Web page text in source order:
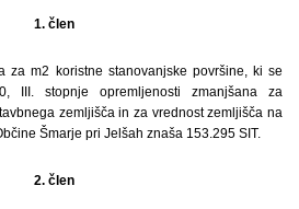
1. člen
za m2 koristne stanovanjske površine, ki se
III. stopnje opremljenosti zmanjšana za
zemljišča in za vrednost zemljišča na
Šmarje pri Jelšah znaša 153.295 SIT.
2. člen